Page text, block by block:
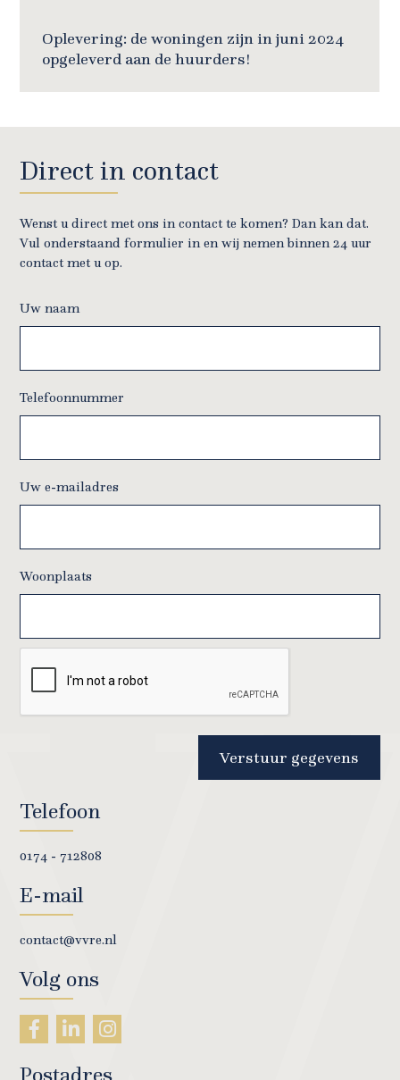
Oplevering: de woningen zijn in juni 2024
opgeleverd aan de huurders!
Direct in contact
Wenst u direct met ons in contact te komen? Dan kan dat.
Vul onderstaand formulier in en wij nemen binnen 24 uur
contact met u op.
Uw naam
Telefoonnummer
Uw e-mailadres
Woonplaats
Verstuur gegevens
Telefoon
0174 - 712808
E-mail
contact@vvre.nl
Volg ons
Postadres